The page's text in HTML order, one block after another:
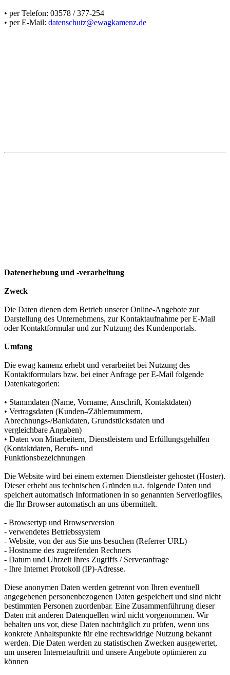
• per Telefon: 03578 / 377-254
• per E-Mail: datenschutz@ewagkamenz.de
Datenerhebung und -verarbeitung
Zweck
Die Daten dienen dem Betrieb unserer Online-Angebote zur
Darstellung des Unternehmens, zur Kontaktaufnahme per E-Mail
oder Kontaktformular und zur Nutzung des Kundenportals.
Umfang
Die ewag kamenz erhebt und verarbeitet bei Nutzung des
Kontaktformulars bzw. bei einer Anfrage per E-Mail folgende
Datenkategorien:
• Stammdaten (Name, Vorname, Anschrift, Kontaktdaten)
• Vertragsdaten (Kunden-/Zählernummern,
Abrechnungs-/Bankdaten, Grundstücksdaten und
vergleichbare Angaben)
• Daten von Mitarbeitern, Dienstleistern und Erfüllungsgehilfen
(Kontaktdaten, Berufs- und
Funktionsbezeichnungen
Die Website wird bei einem externen Dienstleister gehostet (Hoster).
Dieser erhebt aus technischen Gründen u.a. folgende Daten und
speichert automatisch Informationen in so genannten Serverlogfiles,
die Ihr Browser automatisch an uns übermittelt.
- Browsertyp und Browserversion
- verwendetes Betriebssystem
- Website, von der aus Sie uns besuchen (Referrer URL)
- Hostname des zugreifenden Rechners
- Datum und Uhrzeit Ihres Zugriffs / Serveranfrage
- Ihre Internet Protokoll (IP)-Adresse.
Diese anonymen Daten werden getrennt von Ihren eventuell
angegebenen personenbezogenen Daten gespeichert und sind nicht
bestimmten Personen zuordenbar. Eine Zusammenführung dieser
Daten mit anderen Datenquellen wird nicht vorgenommen. Wir
behalten uns vor, diese Daten nachträglich zu prüfen, wenn uns
konkrete Anhaltspunkte für eine rechtswidrige Nutzung bekannt
werden. Die Daten werden zu statistischen Zwecken ausgewertet,
um unseren Internetauftritt und unsere Angebote optimieren zu
können